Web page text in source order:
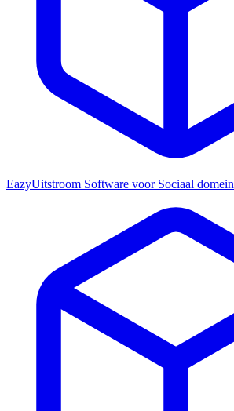
EazyUitstroom Software voor Sociaal domein